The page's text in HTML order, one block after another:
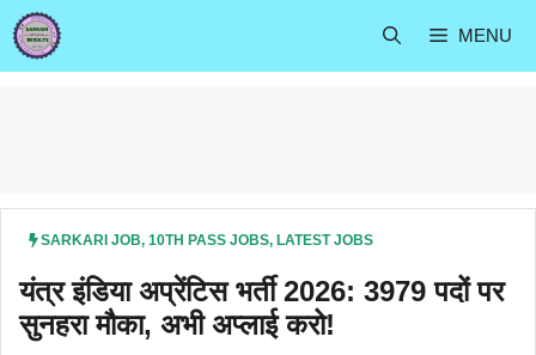
Skip
to
content
MENU
SARKARI JOB, 10TH PASS JOBS, LATEST JOBS
यंत्र इंडिया अप्रेंटिस भर्ती 2026: 3979 पदों पर
सुनहरा मौका, अभी अप्लाई करो!